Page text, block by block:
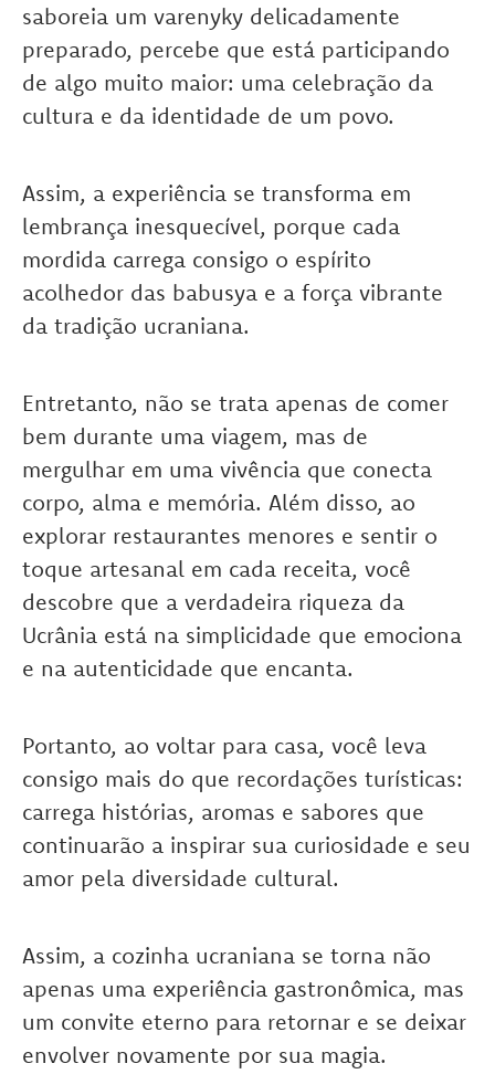
saboreia um varenyky delicadamente
preparado, percebe que está participando
de algo muito maior: uma celebração da
cultura e da identidade de um povo.
Assim, a experiência se transforma em
lembrança inesquecível, porque cada
mordida carrega consigo o espírito
acolhedor das babusya e a força vibrante
da tradição ucraniana.
Entretanto, não se trata apenas de comer
bem durante uma viagem, mas de
mergulhar em uma vivência que conecta
corpo, alma e memória. Além disso, ao
explorar restaurantes menores e sentir o
toque artesanal em cada receita, você
descobre que a verdadeira riqueza da
Ucrânia está na simplicidade que emociona
e na autenticidade que encanta.
Portanto, ao voltar para casa, você leva
consigo mais do que recordações turísticas:
carrega histórias, aromas e sabores que
continuarão a inspirar sua curiosidade e seu
amor pela diversidade cultural.
Assim, a cozinha ucraniana se torna não
apenas uma experiência gastronômica, mas
um convite eterno para retornar e se deixar
envolver novamente por sua magia.